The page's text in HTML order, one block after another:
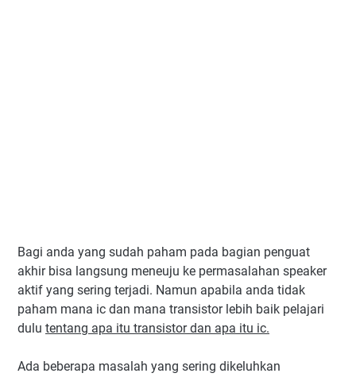
Bagi anda yang sudah paham pada bagian penguat
akhir bisa langsung meneuju ke permasalahan speaker
aktif yang sering terjadi. Namun apabila anda tidak
paham mana ic dan mana transistor lebih baik pelajari
dulu tentang apa itu transistor dan apa itu ic.
Ada beberapa masalah yang sering dikeluhkan